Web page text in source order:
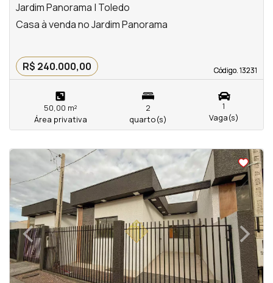
Jardim Panorama | Toledo
Código. 13231
Código. 13231
Casa à venda no Jardim Panorama
R$ 240.000,00
50,00 m²
Área privativa
2
quarto(s)
1
Vaga(s)
‹Previous ›
Next